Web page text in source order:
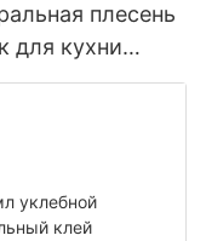
плесень
для кухни